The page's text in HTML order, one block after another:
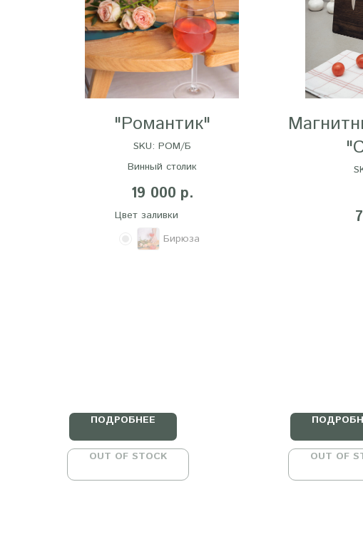
"Романтик"
SKU: РОМ/Б
Винный столик
19 000 р.
Цвет заливки
Бирюза
ПОДРОБНЕЕ
OUT OF STOCK OUT OF